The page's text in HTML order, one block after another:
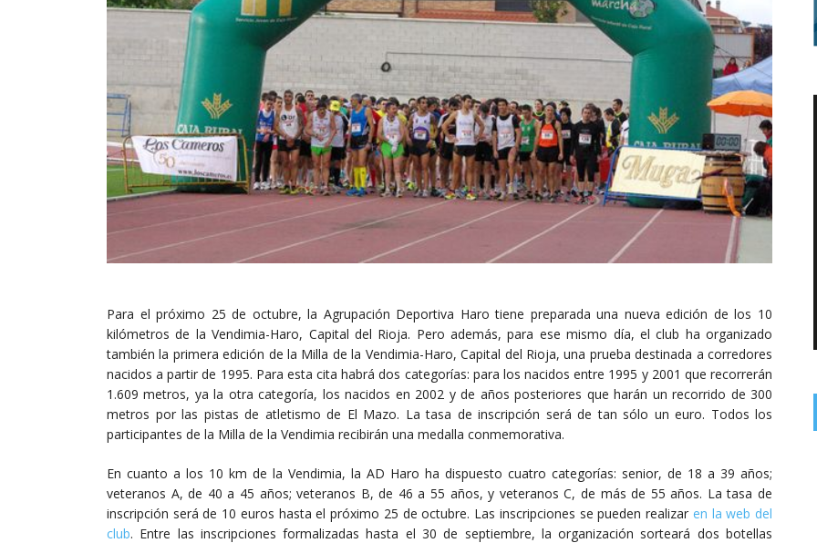
Para el próximo 25 de octubre, la Agrupación Deportiva Haro tiene preparada una nueva edición de los 10
kilómetros de la Vendimia-Haro, Capital del Rioja. Pero además, para ese mismo día, el club ha organizado
también la primera edición de la Milla de la Vendimia-Haro, Capital del Rioja, una prueba destinada a corredores
nacidos a partir de 1995. Para esta cita habrá dos categorías: para los nacidos entre 1995 y 2001 que recorrerán
1.609 metros, ya la otra categoría, los nacidos en 2002 y de años posteriores que harán un recorrido de 300
metros por las pistas de atletismo de El Mazo. La tasa de inscripción será de tan sólo un euro. Todos los
participantes de la Milla de la Vendimia recibirán una medalla conmemorativa.
En cuanto a los 10 km de la Vendimia, la AD Haro ha dispuesto cuatro categorías: senior, de 18 a 39 años;
veteranos A, de 40 a 45 años; veteranos B, de 46 a 55 años, y veteranos C, de más de 55 años. La tasa de
inscripción será de 10 euros hasta el próximo 25 de octubre. Las inscripciones se pueden realizar en la web del
club. Entre las inscripciones formalizadas hasta el 30 de septiembre, la organización sorteará dos botellas